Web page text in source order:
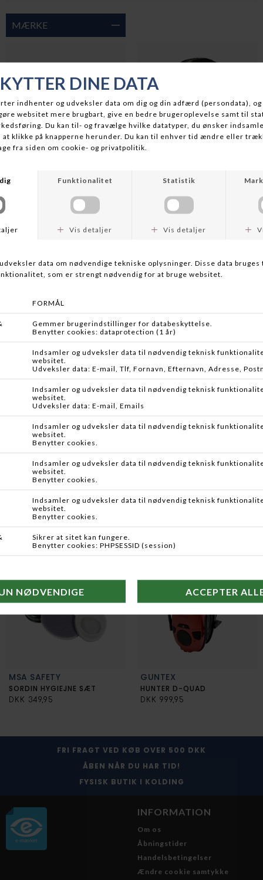
MÆRKE
Flere farver
HAVEN/ISOTUNES
ISOTUNES CALIBER ELEKTRONISK HØREVÆRN
PELTOR SPORTTAC
DKK 1.299,00
MSA SAFETY
SORDIN SUPREME PRO
ICOM
MSA SAFETY
SORDIN HYGIEJNE SÆT
DKK 349,95
GUNTEX
HUNTER D-QUAD
DKK 999,95
FRI FRAGT VED KØB OVER 500 DKK
ÅBEN NÅR DU HAR TID!
FYSISK BUTIK I KOLDING
INFORMATION
Om os
Åbningstider
Handelsbetingelser
Ændre cookie samtykke